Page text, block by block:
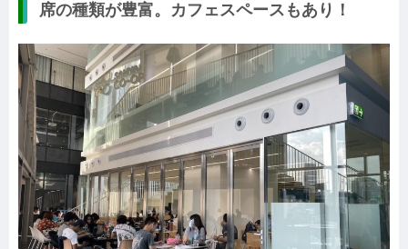
席の種類が豊富。カフェスペースもあり！